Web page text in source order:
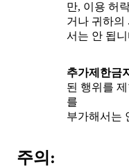
만, 이용 허
거나 귀하의
서는 안 됩니
추가제한금지
된 행위를
를
부가해서는
주의: